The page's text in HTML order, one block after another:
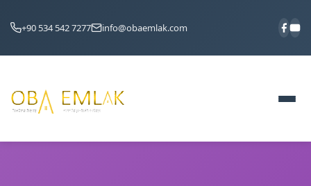
+90 534 542 7277 info@obaemlak.com